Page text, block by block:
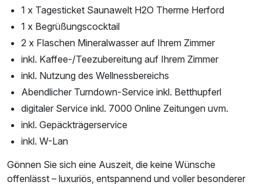
1 x Tagesticket Saunawelt H2O Therme Herford
1 x Begrüßungscocktail
2 x Flaschen Mineralwasser auf Ihrem Zimmer
inkl. Kaffee-/Teezubereitung auf Ihrem Zimmer
inkl. Nutzung des Wellnessbereichs
Abendlicher Turndown-Service inkl. Betthupferl
digitaler Service inkl. 7000 Online Zeitungen uvm.
inkl. Gepäckträgerservice
inkl. W-Lan
Gönnen Sie sich eine Auszeit, die keine Wünsche
offenlässt – luxuriös, entspannend und voller besonderer